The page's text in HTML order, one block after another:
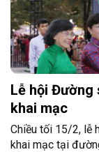
Lễ hội Đường
khai mạc
Chiều tối 15/2, lễ
khai mạc tại